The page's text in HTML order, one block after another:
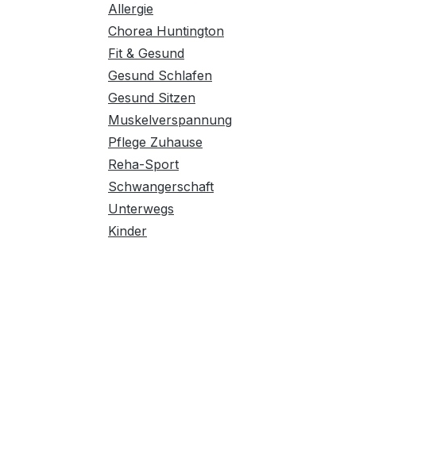
Allergie
Chorea Huntington
Fit & Gesund
Gesund Schlafen
Gesund Sitzen
Muskelverspannung
Pflege Zuhause
Reha-Sport
Schwangerschaft
Unterwegs
Kinder